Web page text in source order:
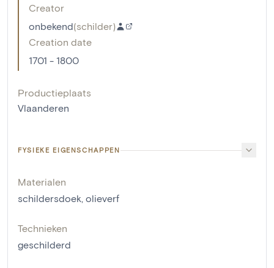
Creator
onbekend(schilder)
Creation date
1701 - 1800
Productieplaats
Vlaanderen
FYSIEKE EIGENSCHAPPEN
Materialen
schildersdoek, olieverf
Technieken
geschilderd